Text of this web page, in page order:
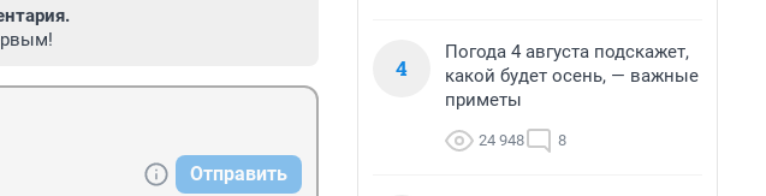
Отправить
4
Погода 4 августа подскажет,
какой будет осень, — важные
приметы
24 948 8